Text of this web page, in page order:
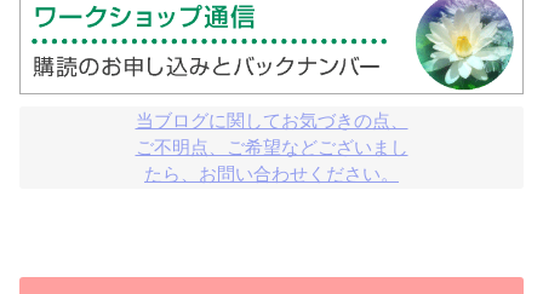
当ブログに関してお気づきの点、
ご不明点、ご希望などございまし
たら、お問い合わせください。